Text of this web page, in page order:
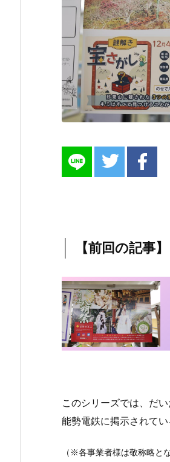
【前回の記事】
このシリーズでは、だ
能勢電鉄に掲示されて
（※各事業者様は敬称略と